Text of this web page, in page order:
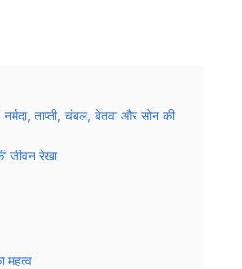
ताप्ती, चंबल, बेतवा और सोन की
जीवन रेखा
महत्व